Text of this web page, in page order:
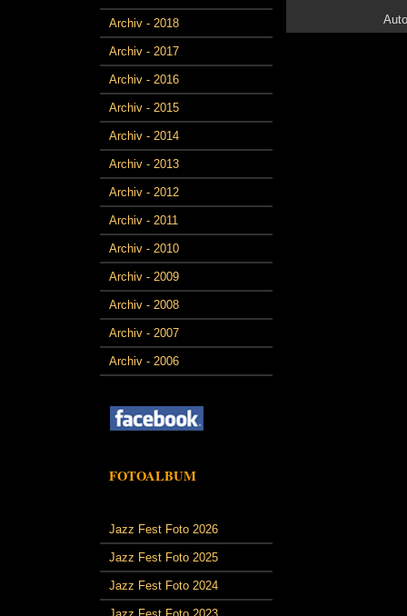
Archiv - 2018
Archiv - 2017
Archiv - 2016
Archiv - 2015
Archiv - 2014
Archiv - 2013
Archiv - 2012
Archiv - 2011
Archiv - 2010
Archiv - 2009
Archiv - 2008
Archiv - 2007
Archiv - 2006
FOTOALBUM
Jazz Fest Foto 2026
Jazz Fest Foto 2025
Jazz Fest Foto 2024